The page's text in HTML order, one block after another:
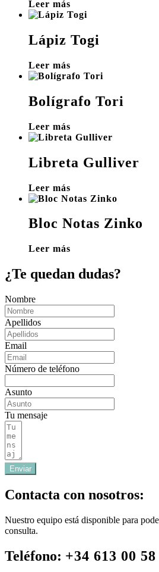
Leer más
Lápiz Togi
Leer más
Bolígrafo Tori
Leer más
Libreta Gulliver
Leer más
Bloc Notas Zinko
Leer más
¿Te quedan dudas?
Nombre
Apellidos
Email
Número de teléfono
Asunto
Tu mensaje
Enviar
Contacta con nosotros:
Nuestro equipo está disponible para
consulta.
Teléfono: +34 613 00 58